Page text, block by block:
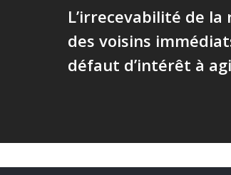
L’irrecevabilité de
des voisins
défaut d’intérêt à